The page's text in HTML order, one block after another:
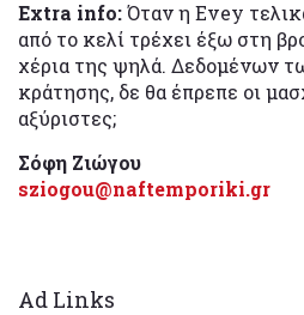
Extra info:Όταν η Evey
από το κελί τρέχει έξω στη
χέρια της ψηλά. Δεδομένων
κράτησης, δε θα έπρεπε οι
αξύριστες;
Σόφη Ζιώγου
sziogou@naftemporiki.gr
Ad Links